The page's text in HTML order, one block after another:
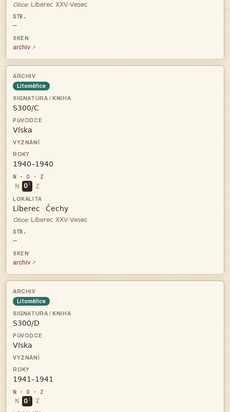
Obce: 
—
archiv
Litoměřice



N O i Z
 · 
Obce: 
—
archiv
Litoměřice



N O i Z